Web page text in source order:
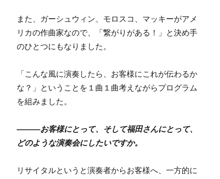
また、ガーシュウィン、モロスコ、マッキーがアメ
リカの作曲家なので、「繋がりがある！」と決め手
のひとつにもなりました。
「こんな風に演奏したら、お客様にこれが伝わるか
な？」ということを１曲１曲考えながらプログラム
を組みました。
―――お客様にとって、そして福田さんにとって、
どのような演奏会にしたいですか。
リサイタルというと演奏者からお客様へ、一方的に